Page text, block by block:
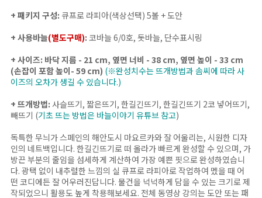
+ 패키지 구성: 큐프로 라피아(색상선택) 5볼 +도안
+ 사용바늘(별도구매): 코바늘 6/0호, 돗바늘, 단수표시링
+ 사이즈: 바닥 지름 - 21 cm, 옆면 너비 - 38 cm, 옆면 높이 - 33 cm
(손잡이 포함 높이- 59 cm) (※완성치수는 뜨개방법과 솜씨에 따라 사
이즈의 오차가 생길 수 있습니다.)
+ 뜨개방법: 사슬뜨기, 짧은뜨기, 한길긴뜨기, 한길긴뜨기 2코 넣어뜨기,
빼뜨기 (기초 뜨는 방법은 바늘이야기 유튜브 참고)
독특한 무늬가 스페인의 해안도시 마요르카와 잘 어울리는, 시원한 디자
인의 네트백입니다. 한길긴뜨기로 떠 올라가 빠르게 완성할 수 있으며, 가
방끈 부분의 줄임을 섬세하게 계산하여 가장 예쁜 핏으로 완성하였습니
다. 광택 없이 내추럴한 느낌의 실 큐프로 라피아로 작업하여 멨을 때 어
떤 코디에든 잘 어우러진답니다. 물건을 넉넉하게 담을 수 있는 크기로 제
작되었으니 활용도 높게 착용해보세요. 전체 동영상 강의는 도안 또는 패